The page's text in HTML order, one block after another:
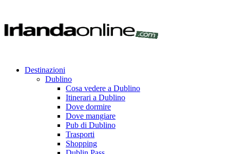
Destinazioni
Dublino
Cosa vedere a Dublino
Itinerari a Dublino
Dove dormire
Dove mangiare
Pub di Dublino
Trasporti
Shopping